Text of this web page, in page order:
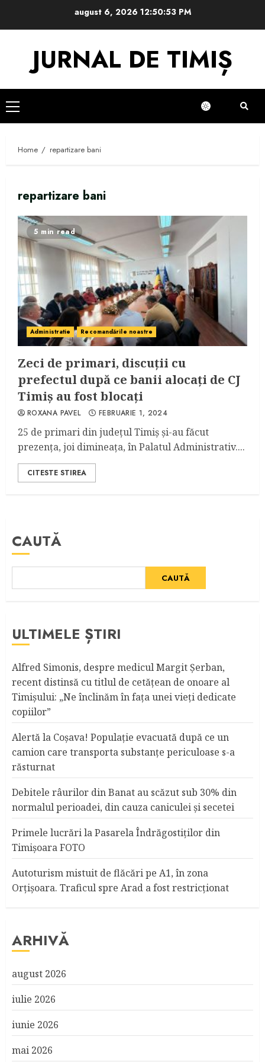
august 6, 2026 12:50:53 PM
JURNAL DE TIMIȘ
Primary
Menu
Home repartizare bani
repartizare bani
5 min read
Administratie Recomandările noastre
Zeci de primari, discuții cu
prefectul după ce banii alocați de CJ
Timiș au fost blocați
ROXANA PAVEL FEBRUARIE 1, 2024
25 de primari din județul Timiș și-au făcut
prezența, joi dimineața, în Palatul Administrativ....
CITESTE STIREA
CAUTĂ
CAUTĂ
ULTIMELE ȘTIRI
Alfred Simonis, despre medicul Margit Şerban,
recent distinsă cu titlul de cetățean de onoare al
Timişului: „Ne înclinăm în fața unei vieți dedicate
copiilor”
Alertă la Coşava! Populaţie evacuată după ce un
camion care transporta substanţe periculoase s-a
răsturnat
Debitele râurilor din Banat au scăzut sub 30% din
normalul perioadei, din cauza caniculei şi secetei
Primele lucrări la Pasarela Îndrăgostiţilor din
Timişoara FOTO
Autoturism mistuit de flăcări pe A1, în zona
Orțișoara. Traficul spre Arad a fost restricționat
ARHIVĂ
august 2026
iulie 2026
iunie 2026
mai 2026